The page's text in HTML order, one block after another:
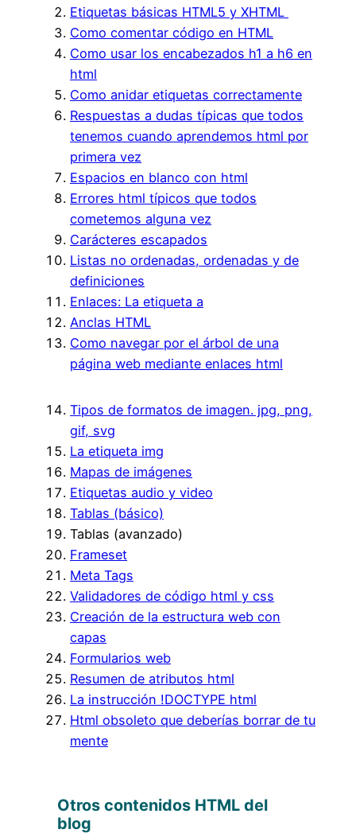
Etiquetas básicas HTML5 y XHTML
Como comentar código en HTML
Como usar los encabezados h1 a h6 en
html
Como anidar etiquetas correctamente
Respuestas a dudas típicas que todos
tenemos cuando aprendemos html por
primera vez
Espacios en blanco con html
Errores html típicos que todos
cometemos alguna vez
Carácteres escapados
Listas no ordenadas, ordenadas y de
definiciones
Enlaces: La etiqueta a
Anclas HTML
Como navegar por el árbol de una
página web mediante enlaces html
Tipos de formatos de imagen. jpg, png,
gif, svg
La etiqueta img
Mapas de imágenes
Etiquetas audio y video
Tablas (básico)
Tablas (avanzado)
Frameset
Meta Tags
Validadores de código html y css
Creación de la estructura web con
capas
Formularios web
Resumen de atributos html
La instrucción !DOCTYPE html
Html obsoleto que deberías borrar de tu
mente
Otros contenidos HTML del
blog